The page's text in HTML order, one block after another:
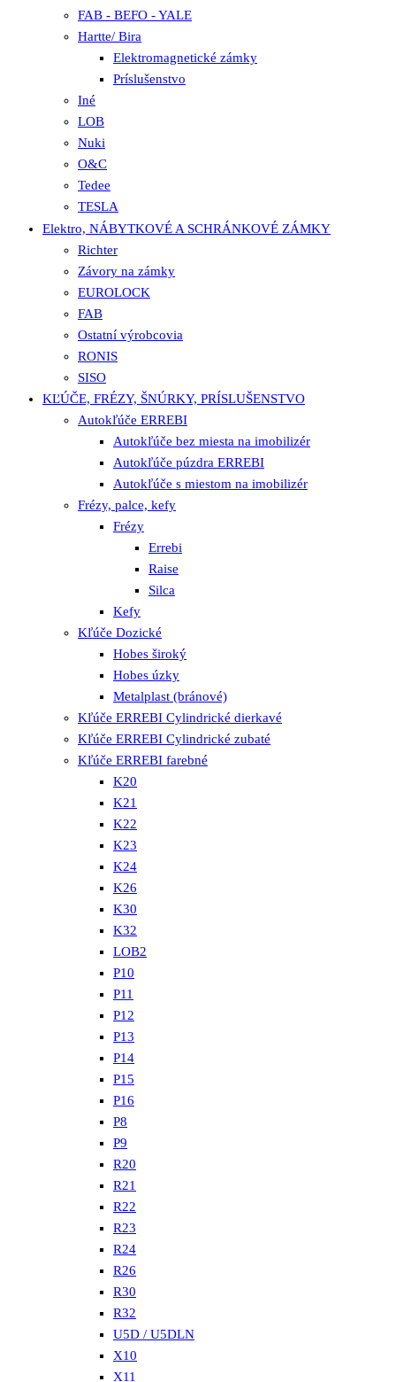
FAB - BEFO - YALE
Hartte/ Bira
Elektromagnetické zámky
Príslušenstvo
Iné
LOB
Nuki
O&C
Tedee
TESLA
Elektro, NÁBYTKOVÉ A SCHRÁNKOVÉ ZÁMKY
Richter
Závory na zámky
EUROLOCK
FAB
Ostatní výrobcovia
RONIS
SISO
KĽÚČE, FRÉZY, ŠNÚRKY, PRÍSLUŠENSTVO
Autokľúče ERREBI
Autokľúče bez miesta na imobilizér
Autokľúče púzdra ERREBI
Autokľúče s miestom na imobilizér
Frézy, palce, kefy
Frézy
Errebi
Raise
Silca
Kefy
Kľúče Dozické
Hobes široký
Hobes úzky
Metalplast (bránové)
Kľúče ERREBI Cylindrické dierkavé
Kľúče ERREBI Cylindrické zubaté
Kľúče ERREBI farebné
K20
K21
K22
K23
K24
K26
K30
K32
LOB2
P10
P11
P12
P13
P14
P15
P16
P8
P9
R20
R21
R22
R23
R24
R26
R30
R32
U5D / U5DLN
X10
X11